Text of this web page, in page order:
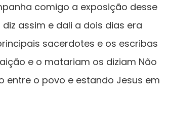
comigo a exposição desse
assim e dali a dois dias era
sacerdotes e os escribas
e o matariam os diziam Não
o povo e estando Jesus em